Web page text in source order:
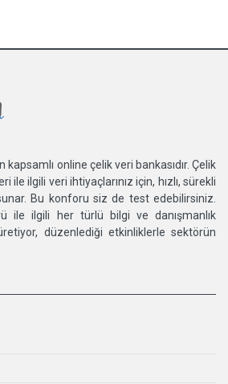
online çelik veri bankasıdır. Çelik
ile ilgili veri ihtiyaçlarınız için, hızlı, sürekli
Bu konforu siz de test edebilirsiniz.
ile ilgili her türlü bilgi ve danışmanlık
düzenlediği etkinliklerle sektörün